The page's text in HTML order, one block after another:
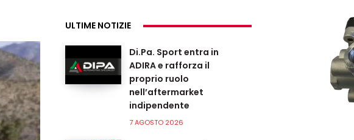
ULTIME NOTIZIE
Di.Pa. Sport entra in
ADIRA e rafforza il
proprio ruolo
nell’aftermarket
indipendente
7 AGOSTO 2026